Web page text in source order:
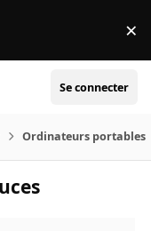
×
Se connecter
Ordinateurs portables